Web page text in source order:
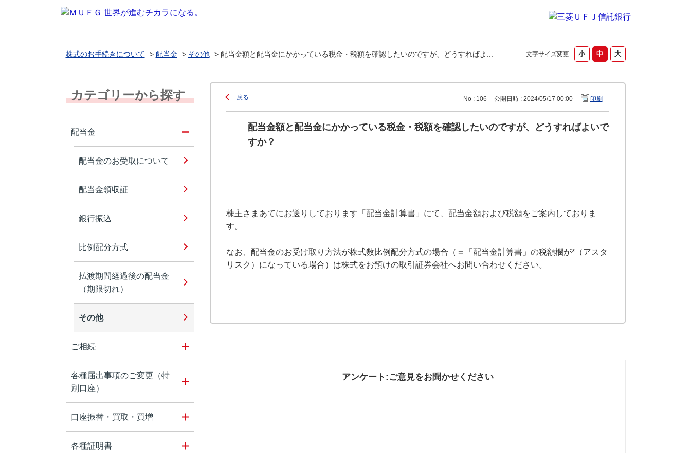
文字サイズ変更
株式のお手続きについて > 配当金 > その他 > 配当金額と配当金にかかっている税金・税額を確認したいのですが、どうすればよ...
カテゴリーから探す
配当金
配当金のお受取について
配当金領収証
銀行振込
比例配分方式
払渡期間経過後の配当金
（期限切れ）
その他
ご相続
各種届出事項のご変更（特
別口座）
口座振替・買取・買増
各種証明書
戻る No : 106 公開日時 : 2024/05/17 00:00 印刷
配当金額と配当金にかかっている税金・税額を確認したいのですが、どうすればよいで
すか？
株主さまあてにお送りしております「配当金計算書」にて、配当金額および税額をご案内しておりま
す。
なお、配当金のお受け取り方法が株式数比例配分方式の場合（＝「配当金計算書」の税額欄が*（アスタ
リスク）になっている場合）は株式をお預けの取引証券会社へお問い合わせください。
アンケート:ご意見をお聞かせください